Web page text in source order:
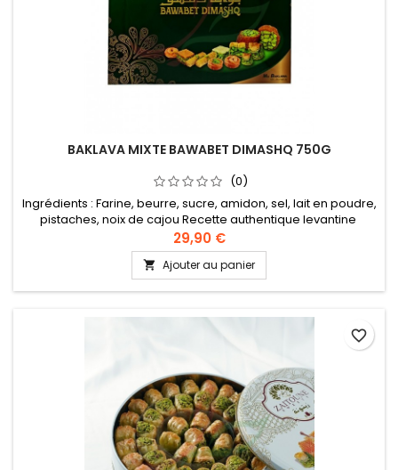
BAKLAVA MIXTE BAWABET DIMASHQ 750G
(0)
Ingrédients : Farine, beurre, sucre, amidon, sel, lait en poudre,
pistaches, noix de cajou Recette authentique levantine
29,90 €
 Ajouter au panier
favorite_border